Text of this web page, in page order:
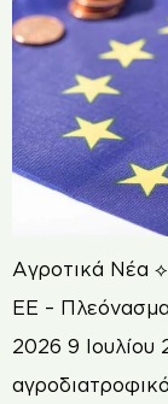
Αγροτικά Νέα
ΕΕ –
2026 9